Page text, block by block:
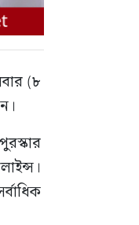
(৮